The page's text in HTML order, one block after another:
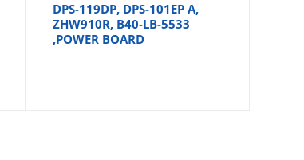
DPS-119DP, DPS-101EP A,
ZHW910R, B40-LB-5533
,POWER BOARD